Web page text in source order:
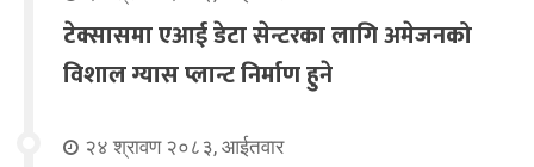
टेक्सासमा एआई डेटा सेन्टरका लागि अमेजनको
विशाल ग्यास प्लान्ट निर्माण हुने
२४ श्रावण २०८३, आईतवार